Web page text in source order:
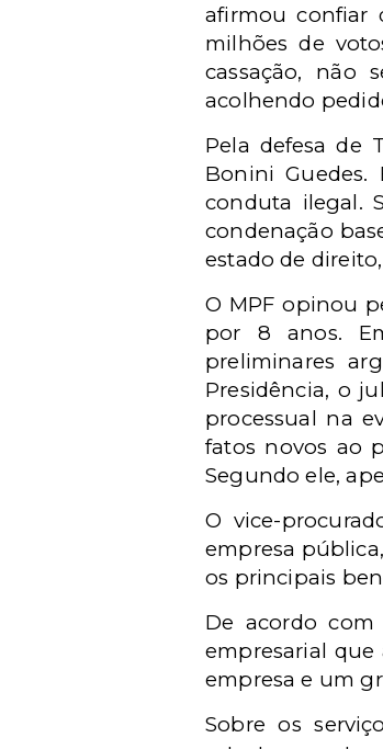
afirmou confiar
milhões de
cassação, não
acolhendo
Pela defesa de
Bonini Guedes.
conduta ilegal.
condenação
estado de direito,
O MPF opinou
por 8 anos.
preliminares
Presidência, o
processual na
fatos novos ao
Segundo ele,
O vice-
empresa
os principais
De acordo
empresarial que
empresa e um
Sobre os